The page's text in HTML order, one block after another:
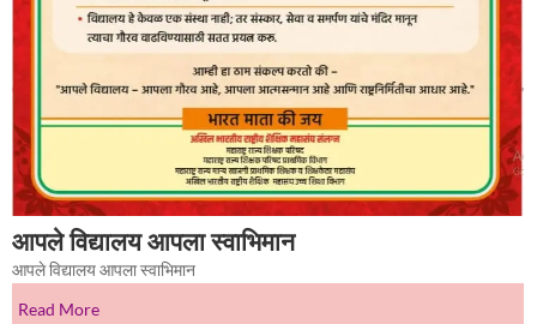
आपले विद्यालय आपला स्वाभिमान
आपले विद्यालय आपला स्वाभिमान
Read More